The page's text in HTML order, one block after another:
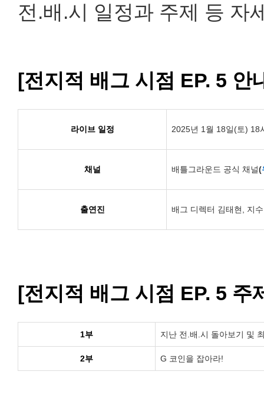
전.배.시 일정과 주제 등 자
[전지적 배그 시점 EP. 5 안
라이브 일정 2025년 1월 18일(토) 18
채널 배틀그라운드 공식 채널(
출연진 배그 디렉터 김태현, 지
[전지적 배그 시점 EP. 5 주
1부 지난 전.배.시 돌아보기 및
2부 G 코인을 잡아라!